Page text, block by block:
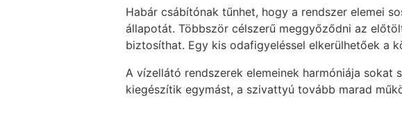
Habár csábítónak tűnhet, hogy a rendszer elemei
állapotát. Többször célszerű meggyőződni az
biztosíthat. Egy kis odafigyeléssel elkerülhetőek a
A vízellátó rendszerek elemeinek harmóniája
kiegészítik egymást, a szivattyú tovább marad